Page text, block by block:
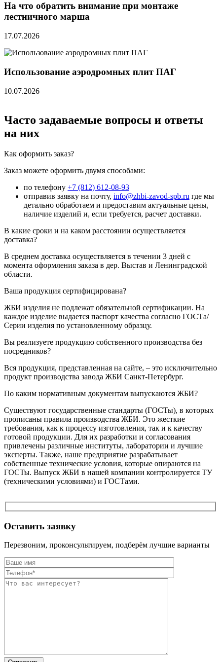
На что обратить внимание при монтаже
лестничного марша
17.07.2026
Использование аэродромных плит ПАГ
10.07.2026
Часто задаваемые вопросы и ответы
на них
Как оформить заказ?
Заказ можете оформить двумя способами:
по телефону +7 (812) 612-08-93
отправив заявку на почту, info@zhbi-zavod-spb.ru где мы
детально обработаем и предоставим актуальные цены,
наличие изделий и, если требуется, расчет доставки.
В какие сроки и на каком расстоянии осуществляется
доставка?
В среднем доставка осуществляется в течении 3 дней с
момента оформления заказа в дер. Выстав и Ленинградской
области.
Ваша продукция сертифицирована?
ЖБИ изделия не подлежат обязательной сертификации. На
каждое изделие выдается паспорт качества согласно ГОСТа/
Серии изделия по установленному образцу.
Вы реализуете продукцию собственного производства без
посредников?
Вся продукция, представленная на сайте, – это исключительно
продукт производства завода ЖБИ Санкт-Петербург.
По каким нормативным документам выпускаются ЖБИ?
Существуют государственные стандарты (ГОСТы), в которых
прописаны правила производства ЖБИ. Это жесткие
требования, как к процессу изготовления, так и к качеству
готовой продукции. Для их разработки и согласования
привлечены различные институты, лаборатории и лучшие
эксперты. Также, наше предприятие разрабатывает
собственные технические условия, которые опираются на
ГОСТы. Выпуск ЖБИ в нашей компании контролируется ТУ
(техническими условиями) и ГОСТами.
Оставить заявку
Перезвоним, проконсультируем, подберём лучшие варианты